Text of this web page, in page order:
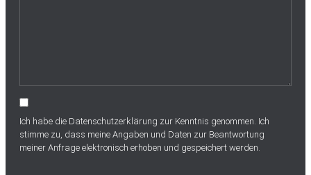
Ich habe die Datenschutzerklärung zur Kenntnis genommen. Ich
stimme zu, dass meine Angaben und Daten zur Beantwortung
meiner Anfrage elektronisch erhoben und gespeichert werden.